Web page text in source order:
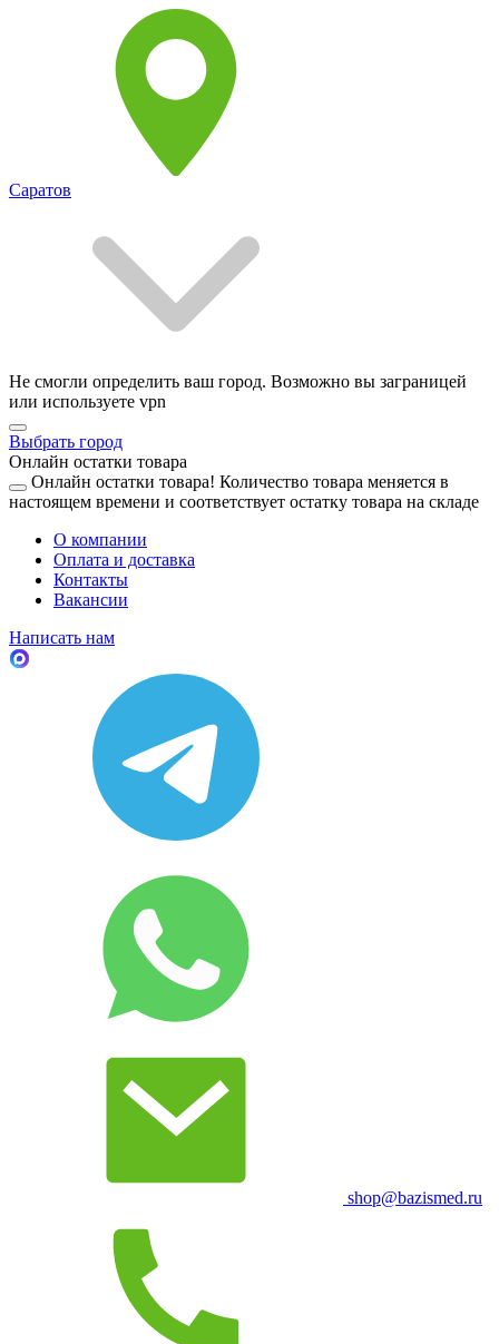
Саратов
Не смогли определить ваш город. Возможно вы заграницей
или используете vpn
Выбрать город
Онлайн остатки товара
Онлайн остатки товара! Количество товара меняется в
настоящем времени и соответствует остатку товара на складе
О компании
Оплата и доставка
Контакты
Вакансии
Написать нам
shop@bazismed.ru